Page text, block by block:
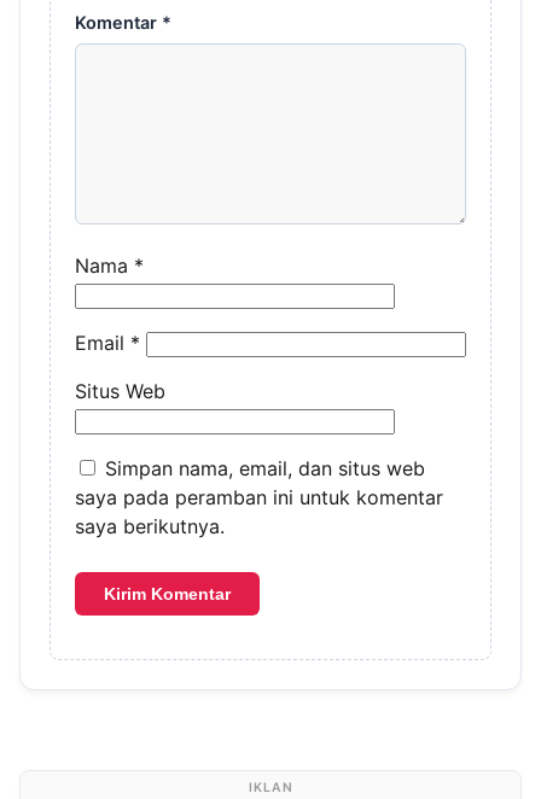
Komentar *
Nama *
Email *
Situs Web
Simpan nama, email, dan situs web
saya pada peramban ini untuk komentar
saya berikutnya.